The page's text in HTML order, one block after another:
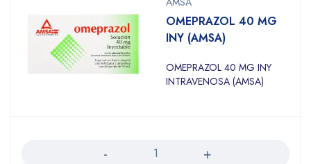
OMEPRAZOL 40 MG
INY (AMSA)
OMEPRAZOL 40 MG INY
INTRAVENOSA (AMSA)